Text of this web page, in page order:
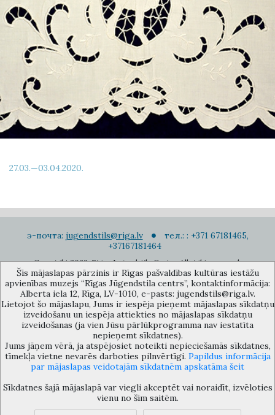
27.03.—03.04.2020.
э-почта: jugendstils@riga.lv
тел.: : +371 67181465,
+37167181464
Copyright 2022. Rigas Jugendstila Centrs. All right reserved.
Подписаться на новости
Музей объединения культурных учереждений Рижского
самоуправления «Рижский центр югендстиля», улица Альберта 12,
Рига, LV 1010, Латвия (дверной код: 12), jugendstils@riga.lv
Šīs mājaslapas pārzinis ir Rīgas pašvaldības kultūras iestāžu
apvienības muzejs “Rīgas Jūgendstila centrs”, kontaktinformācija:
Alberta iela 12, Rīga, LV-1010, e-pasts: jugendstils@riga.lv.
Lietojot šo mājaslapu, Jums ir iespēja pieņemt mājaslapas sīkdatņu
izveidošanu un iespēja attiekties no mājaslapas sīkdatņu
izveidošanas (ja vien Jūsu pārlūkprogramma nav iestatīta
nepieņemt sīkdatnes).
Jums jāņem vērā, ja atspējosiet noteikti nepieciešamās sīkdatnes,
tīmekļa vietne nevarēs darboties pilnvērtīgi. Papildus informācija
par mājaslapas veidotajām sīkdatnēm apskatāma šeit
Sīkdatnes šajā mājaslapā var viegli akceptēt vai noraidīt, izvēloties
vienu no šīm saitēm.